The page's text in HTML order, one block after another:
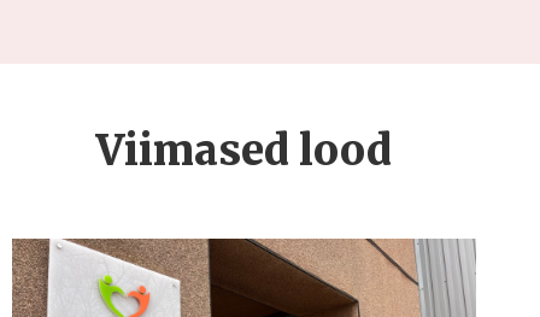
Viimased lood